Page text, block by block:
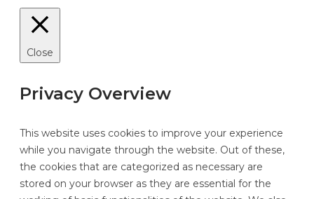
Close
Privacy Overview
This website uses cookies to improve your experience
while you navigate through the website. Out of these,
the cookies that are categorized as necessary are
stored on your browser as they are essential for the